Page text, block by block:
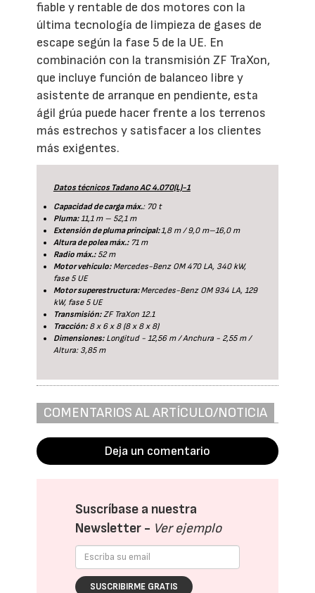
fiable y rentable de dos motores con la
última tecnología de limpieza de gases de
escape según la fase 5 de la UE. En
combinación con la transmisión ZF TraXon,
que incluye función de balanceo libre y
asistente de arranque en pendiente, esta
ágil grúa puede hacer frente a los terrenos
más estrechos y satisfacer a los clientes
más exigentes.
Datos técnicos Tadano AC 4.070(L)-1
Capacidad de carga máx.: 70 t
Pluma:11,1 m – 52,1 m
Extensión de pluma principal:1,8 m / 9,0 m–16,0 m
Altura de polea máx.:71 m
Radio máx.:52 m
Motor vehículo:Mercedes-Benz OM 470 LA, 340 kW,
fase 5 UE
Motor superestructura:Mercedes-Benz OM 934 LA, 129
kW, fase 5 UE
Transmisión:ZF TraXon 12.1
Tracción:8 x 6 x 8 (8 x 8 x 8)
Dimensiones:Longitud - 12,56 m / Anchura - 2,55 m /
Altura: 3,85 m
COMENTARIOS AL ARTÍCULO/NOTICIA
Deja un comentario
Suscríbase a nuestra
Newsletter - Ver ejemplo
SUSCRIBIRME GRATIS